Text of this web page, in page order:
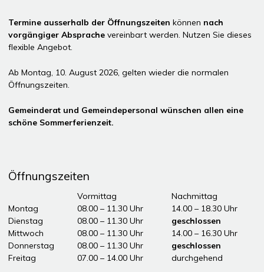
Termine ausserhalb der Öffnungszeiten können nach
vorgängiger Absprache vereinbart werden. Nutzen Sie dieses
flexible Angebot.
Ab Montag, 10. August 2026, gelten wieder die normalen
Öffnungszeiten.
Gemeinderat und Gemeindepersonal wünschen allen eine
schöne Sommerferienzeit.
Öffnungszeiten
Öffnungszeiten Vormittag
Vormittag
Nachmittag
Montag
08.00 – 11.30 Uhr
14.00 – 18.30 Uhr
Dienstag
08.00 – 11.30 Uhr
geschlossen
Mittwoch
08.00 – 11.30 Uhr
14.00 – 16.30 Uhr
Donnerstag
08.00 – 11.30 Uhr
geschlossen
Freitag
07.00 – 14.00 Uhr durchgehend